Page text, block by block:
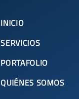
INICIO
SERVICIOS
PORTAFOLIO
QUIÉNES SOMOS